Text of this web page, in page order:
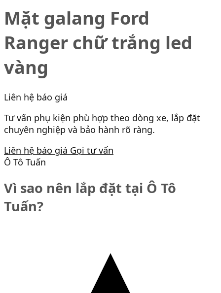
Mặt galang Ford
Ranger chữ trắng led
vàng
Liên hệ báo giá
Tư vấn phụ kiện phù hợp theo dòng xe, lắp đặt
chuyên nghiệp và bảo hành rõ ràng.
Liên hệ báo giá Gọi tư vấn
Ô Tô Tuấn
Vì sao nên lắp đặt tại Ô Tô
Tuấn?